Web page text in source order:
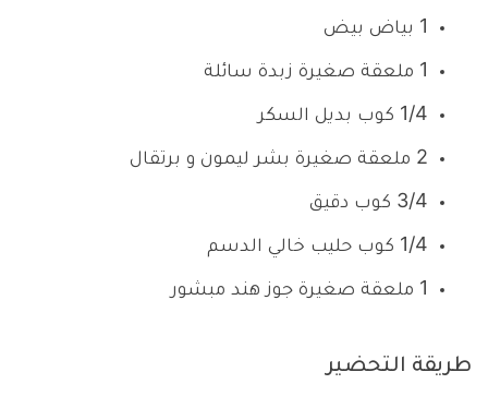
1 بياض بيض
1 ملعقة صغيرة زبدة سائلة
1/4 كوب بديل السكر
2 ملعقة صغيرة بشر ليمون و برتقال
3/4 كوب دقيق
1/4 كوب حليب خالي الدسم
1 ملعقة صغيرة جوز هند مبشور
طريقة التحضير